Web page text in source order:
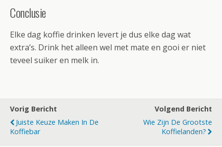
Conclusie
Elke dag koffie drinken levert je dus elke dag wat
extra’s. Drink het alleen wel met mate en gooi er niet
teveel suiker en melk in.
Vorig Bericht
Juiste Keuze Maken In De
Koffiebar
Volgend Bericht
Wie Zijn De Grootste
Koffielanden?